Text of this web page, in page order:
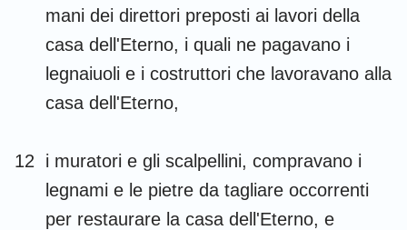
mani dei direttori preposti ai lavori della
casa dell'Eterno, i quali ne pagavano i
legnaiuoli e i costruttori che lavoravano alla
casa dell'Eterno,
12
i muratori e gli scalpellini, compravano i
legnami e le pietre da tagliare occorrenti
per restaurare la casa dell'Eterno, e